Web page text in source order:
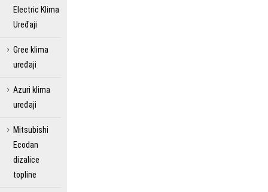
Electric Klima
Uređaji
Gree klima
uređaji
Azuri klima
uređaji
Mitsubishi
Ecodan
dizalice
topline